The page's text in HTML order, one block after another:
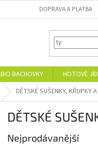
DOPRAVA A PLATBA
BIO BACHOVKY HOTOVÉ
DĚTSKÉ SUŠENKY, KŘUPKY
DĚTSKÉ
Nejprodávanější